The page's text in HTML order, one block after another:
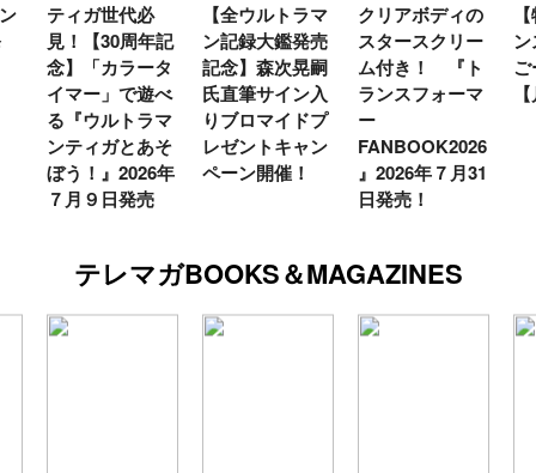
ティガ世代必
見！【30周年記
念】「カラータ
イマー」で遊べ
る『ウルトラマ
ンティガとあそ
ぼう！』2026年
７月９日発売
【全ウルトラマ
ン記録大鑑発売
記念】森次晃嗣
氏直筆サイン入
りブロマイドプ
レゼントキャン
ペーン開催！
クリアボディの
スタースクリー
ム付き！ 『ト
ランスフォーマ
FANBOOK2026
』2026年７月31
日発売！
【
ン
ご
【
テレマガBOOKS＆MAGAZINES